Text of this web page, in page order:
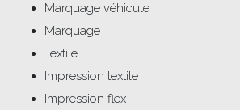
Marquage véhicule
Marquage
Textile
Impression textile
Impression flex